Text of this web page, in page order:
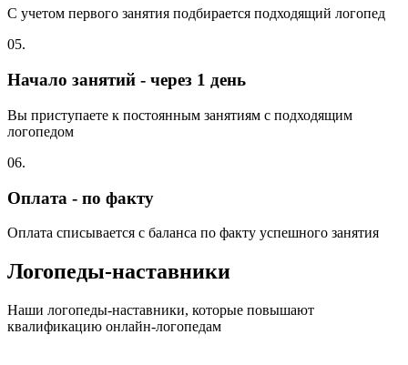
С учетом первого занятия подбирается подходящий логопед
05.
Начало занятий - через 1 день
Вы приступаете к постоянным занятиям с подходящим
логопедом
06.
Оплата - по факту
Оплата списывается с баланса по факту успешного занятия
Логопеды-наставники
Наши логопеды-наставники, которые повышают
квалификацию онлайн-логопедам